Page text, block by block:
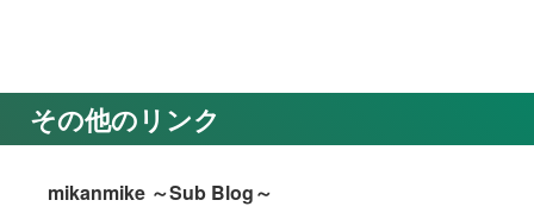
その他のリンク
mikanmike ～Sub Blog～